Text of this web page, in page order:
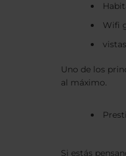
Wifi
Uno de los
al máximo.
Si estás